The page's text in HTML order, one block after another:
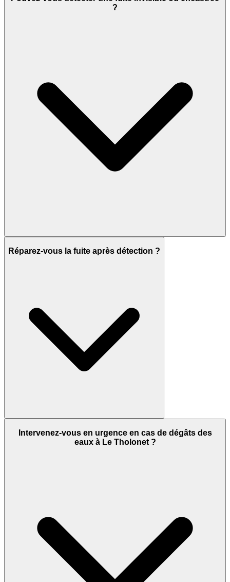
?
Réparez-vous la fuite après détection ?
Intervenez-vous en urgence en cas de dégâts des
eaux à Le Tholonet ?